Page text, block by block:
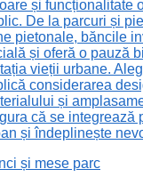
și funcționalitate
De la parcuri și
pietonale, băncile
și oferă o pauză
vieții urbane.
considerarea
și
că se integrează
și îndeplinește
și mese parc